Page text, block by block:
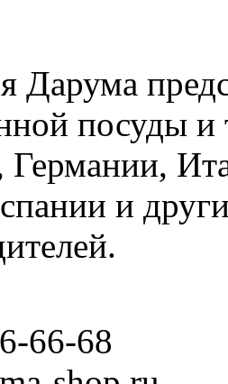
Дарума
посуды
Германии,
и
66-68